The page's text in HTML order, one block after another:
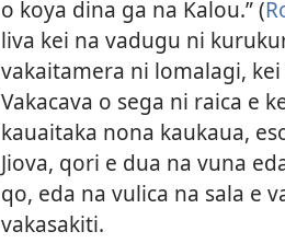
o koya dina ga na Kalou.” (
liva kei na vadugu ni
vakaitamera ni lomalagi,
Vakacava o sega ni raica e
kauaitaka nona kaukaua,
Jiova, qori e dua na vuna
qo, eda na vulica na sala e
vakasakiti.